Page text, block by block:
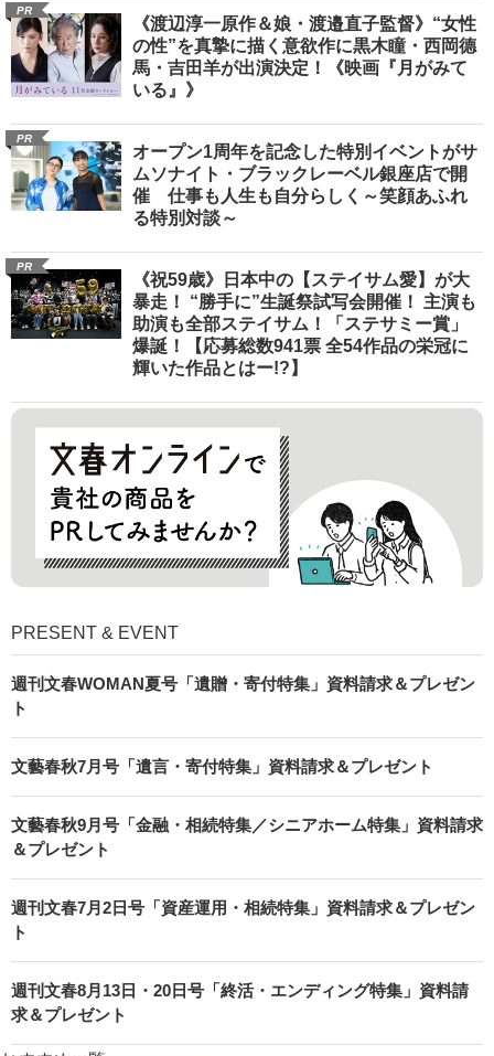
PR
《渡辺淳一原作＆娘・渡邉直子監督》“女性
の性”を真摯に描く意欲作に黒木瞳・西岡德
馬・吉田羊が出演決定！《映画『月がみて
いる』》
PR
オープン1周年を記念した特別イベントがサ
ムソナイト・ブラックレーベル銀座店で開
催 仕事も人生も自分らしく～笑顔あふれ
る特別対談～
PR
《祝59歳》日本中の【ステイサム愛】が大
暴走！ “勝手に”生誕祭試写会開催！ 主演も
助演も全部ステイサム！「ステサミー賞」
爆誕！【応募総数941票 全54作品の栄冠に
輝いた作品とはー!?】
PRESENT & EVENT
週刊文春WOMAN夏号「遺贈・寄付特集」資料請求＆プレゼン
ト
文藝春秋7月号「遺言・寄付特集」資料請求＆プレゼント
文藝春秋9月号「金融・相続特集／シニアホーム特集」資料請求
＆プレゼント
週刊文春7月2日号「資産運用・相続特集」資料請求＆プレゼン
ト
週刊文春8月13日・20日号「終活・エンディング特集」資料請
求＆プレゼント